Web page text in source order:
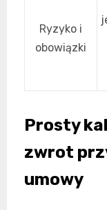
Ryzyko i
obowiązki
Prosty
zwrot
umowy